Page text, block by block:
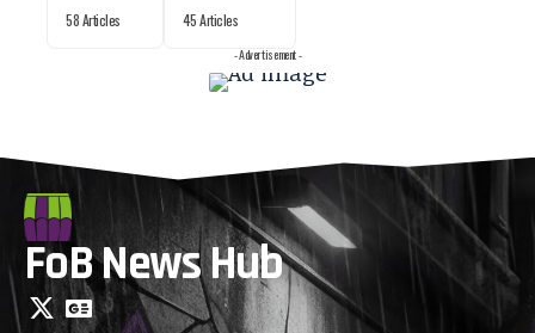
58 Articles 45 Articles
- Advertisement -
FoB News Hub